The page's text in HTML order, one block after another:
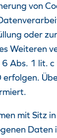
von
oder
Weiteren
Abs. 1 lit.
mit Sitz